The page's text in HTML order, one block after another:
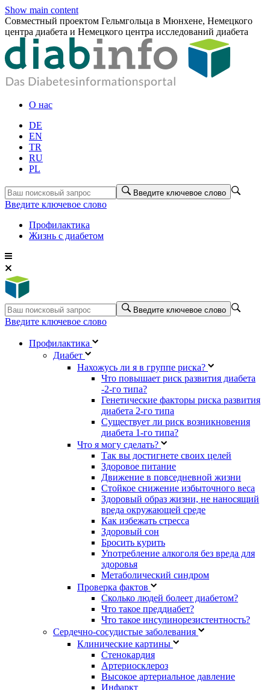
Show main content
Совместный проектом Гельмгольца в Мюнхене, Немецкого
центра диабета и Немецкого центра исследований диабета
О нас
DE
EN
TR
RU
PL
Введите ключевое слово
Введите ключевое слово
Профилактика
Жизнь с диабетом
Введите ключевое слово
Введите ключевое слово
Профилактика
Диабет
Нахожусь ли я в группе риска?
Что повышает риск развития диабета
-2-го типа?
Генетические факторы риска развития
диабета 2-го типа
Существует ли риск возникновения
диабета 1-го типа?
Что я могу сделать?
Так вы достигнете своих целей
Здоровое питание
Движение в повседневной жизни
Стойкое снижение избыточного веса
Здоровый образ жизни, не наносящий
вреда окружающей среде
Как избежать стресса
Здоровый сон
Бросить курить
Употребление алкоголя без вреда для
здоровья
Метаболический синдром
Проверка фактов
Сколько людей болеет диабетом?
Что такое преддиабет?
Что такое инсулинорезистентность?
Сердечно-сосудистые заболевания
Клинические картины
Стенокардия
Артериосклероз
Высокое артериальное давление
Инфаркт